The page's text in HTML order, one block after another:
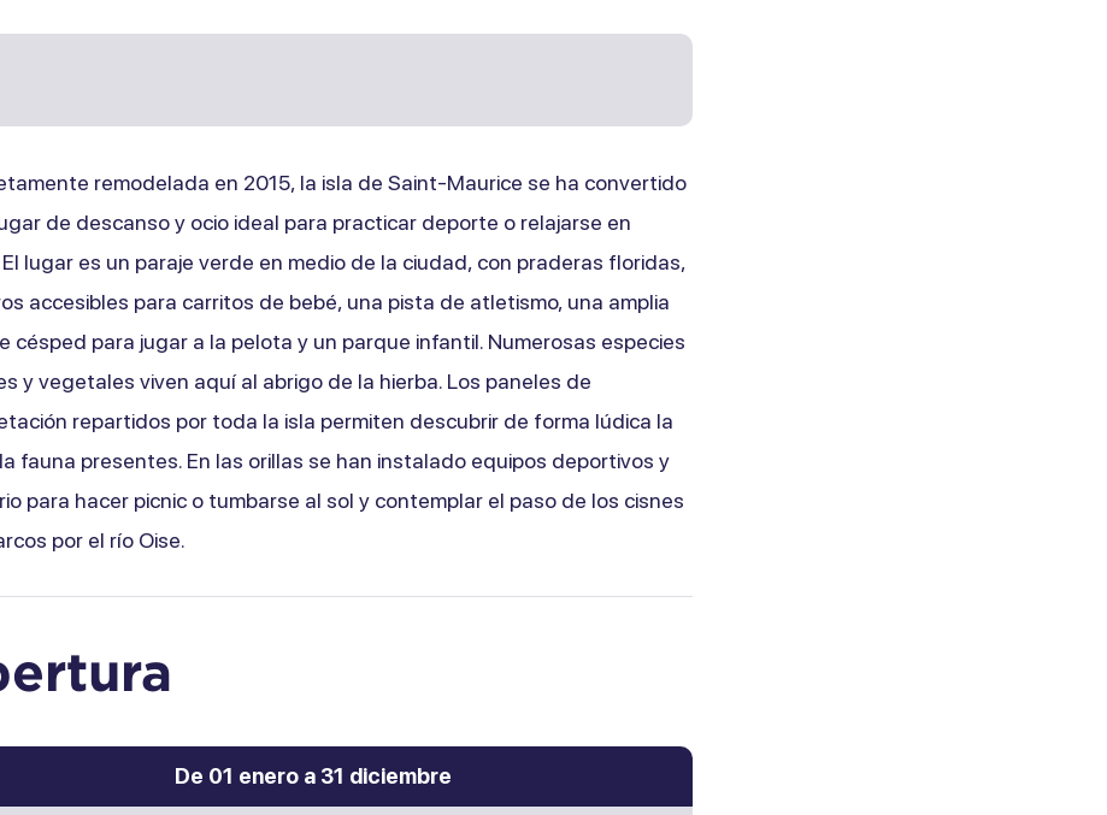
remodelada en 2015, la isla de Saint-Maurice se ha convertido
de descanso y ocio ideal para practicar deporte o relajarse en
El lugar es un paraje verde en medio de la ciudad, con praderas floridas,
accesibles para carritos de bebé, una pista de atletismo, una amplia
césped para jugar a la pelota y un parque infantil. Numerosas especies
y vegetales viven aquí al abrigo de la hierba. Los paneles de
repartidos por toda la isla permiten descubrir de forma lúdica la
fauna presentes. En las orillas se han instalado equipos deportivos y
para hacer picnic o tumbarse al sol y contemplar el paso de los cisnes
por el río Oise.
De 01 enero a 31 diciembre